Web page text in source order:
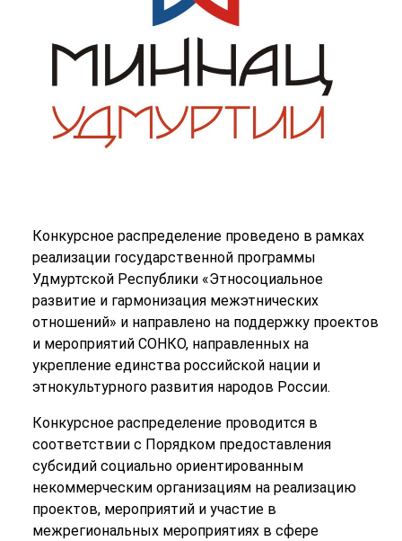
Конкурсное распределение проведено в рамках
реализации государственной программы
Удмуртской Республики «Этносоциальное
развитие и гармонизация межэтнических
отношений» и направлено на поддержку проектов
и мероприятий СОНКО, направленных на
укрепление единства российской нации и
этнокультурного развития народов России.
Конкурсное распределение проводится в
соответствии с Порядком предоставления
субсидий социально ориентированным
некоммерческим организациям на реализацию
проектов, мероприятий и участие в
межрегиональных мероприятиях в сфере